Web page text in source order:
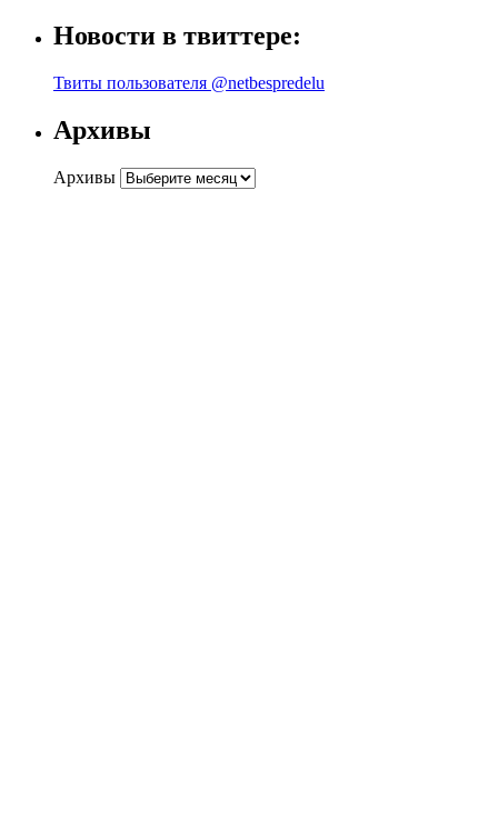
Новости в твиттере:
Твиты пользователя @netbespredelu
Архивы
Архивы